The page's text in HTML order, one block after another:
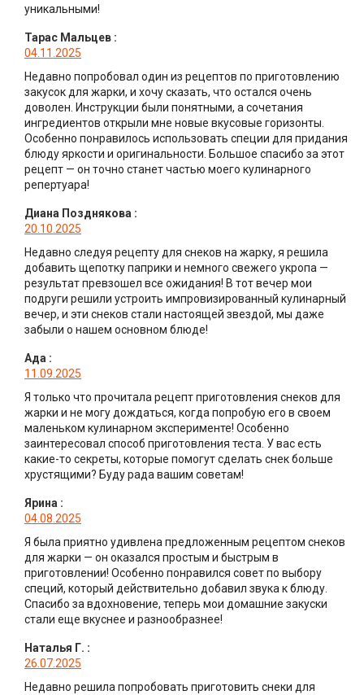
уникальными!
Тарас Мальцев :
04.11.2025
Недавно попробовал один из рецептов по приготовлению
закусок для жарки, и хочу сказать, что остался очень
доволен. Инструкции были понятными, а сочетания
ингредиентов открыли мне новые вкусовые горизонты.
Особенно понравилось использовать специи для придания
блюду яркости и оригинальности. Большое спасибо за этот
рецепт — он точно станет частью моего кулинарного
репертуара!
Диана Позднякова :
20.10.2025
Недавно следуя рецепту для снеков на жарку, я решила
добавить щепотку паприки и немного свежего укропа —
результат превзошел все ожидания! В тот вечер мои
подруги решили устроить импровизированный кулинарный
вечер, и эти снеков стали настоящей звездой, мы даже
забыли о нашем основном блюде!
Ада :
11.09.2025
Я только что прочитала рецепт приготовления снеков для
жарки и не могу дождаться, когда попробую его в своем
маленьком кулинарном эксперименте! Особенно
заинтересовал способ приготовления теста. У вас есть
какие-то секреты, которые помогут сделать снек больше
хрустящими? Буду рада вашим советам!
Ярина :
04.08.2025
Я была приятно удивлена предложенным рецептом снеков
для жарки — он оказался простым и быстрым в
приготовлении! Особенно понравился совет по выбору
специй, который действительно добавил звука к блюду.
Спасибо за вдохновение, теперь мои домашние закуски
стали еще вкуснее и разнообразнее!
Наталья Г. :
26.07.2025
Недавно решила попробовать приготовить снеки для